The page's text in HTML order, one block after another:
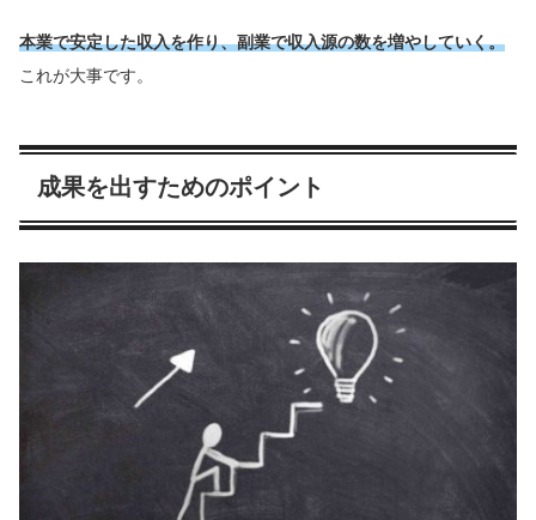
本業で安定した収入を作り、副業で収入源の数を増やしていく。
これが大事です。
成果を出すためのポイント